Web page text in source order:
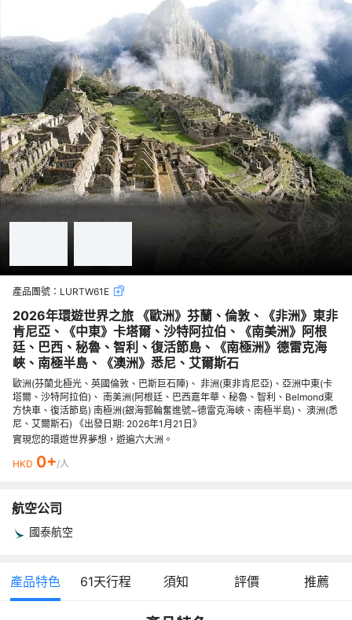
產品團號： LURTW61E
2026年環遊世界之旅 《歐洲》芬蘭、倫敦、《非洲》東非
肯尼亞、《中東》卡塔爾、沙特阿拉伯、《南美洲》阿根
廷、巴西、秘魯、智利、復活節島、《南極洲》德雷克海
峽、南極半島、《澳洲》悉尼、艾爾斯石
歐洲(芬蘭北極光、英國倫敦、巴斯巨石陣)、 非洲(東非肯尼亞)、亞洲中東(卡
塔爾、沙特阿拉伯)、 南美洲(阿根廷、巴西嘉年華、秘魯、智利、Belmond東
方快車、復活節島) 南極洲(銀海郵輪奮進號~德雷克海峽、南極半島)、 澳洲(悉
尼、艾爾斯石) 《出發日期: 2026年1月21日》
實現您的環遊世界夢想，遊遍六大洲。
HKD 0+/人
航空公司
國泰航空
產品特色 61天行程 須知 評價 推薦